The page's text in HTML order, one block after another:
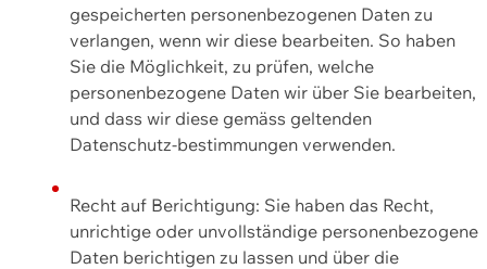
gespeicherten personenbezogenen Daten zu
verlangen, wenn wir diese bearbeiten. So haben
Sie die Möglichkeit, zu prüfen, welche
personenbezogene Daten wir über Sie bearbeiten,
und dass wir diese gemäss geltenden
Datenschutz-bestimmungen verwenden.
Recht auf Berichtigung: Sie haben das Recht,
unrichtige oder unvollständige personenbezogene
Daten berichtigen zu lassen und über die